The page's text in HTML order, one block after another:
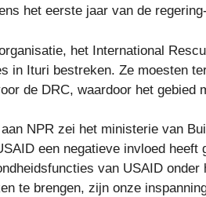
het eerste jaar van de
het International
in Ituri bestreken. Ze moesten
de DRC, waardoor het gebied
NPR zei het ministerie van
een negatieve invloed
van USAID
te brengen, zijn onze